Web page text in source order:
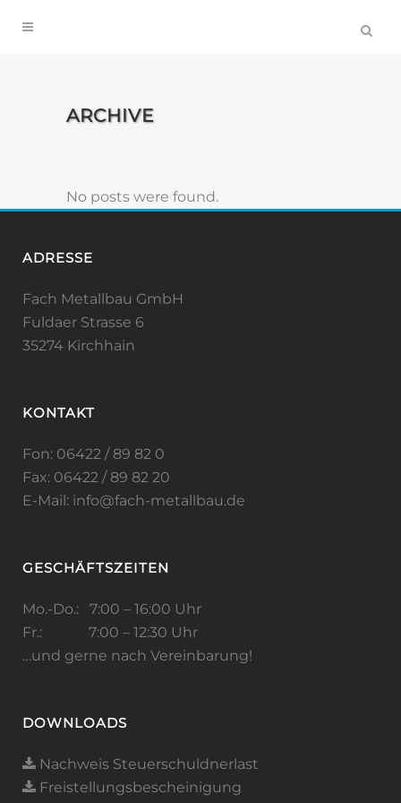
ARCHIVE
No posts were found.
ADRESSE
Fach Metallbau GmbH
Fuldaer Strasse 6
35274 Kirchhain
KONTAKT
Fon: 06422 / 89 82 0
Fax: 06422 / 89 82 20
E-Mail: info@fach-metallbau.de
GESCHÄFTSZEITEN
Mo.-Do.: 7:00 – 16:00 Uhr
Fr.: 7:00 – 12:30 Uhr
…und gerne nach Vereinbarung!
DOWNLOADS
Nachweis Steuerschuldnerlast
Freistellungsbescheinigung